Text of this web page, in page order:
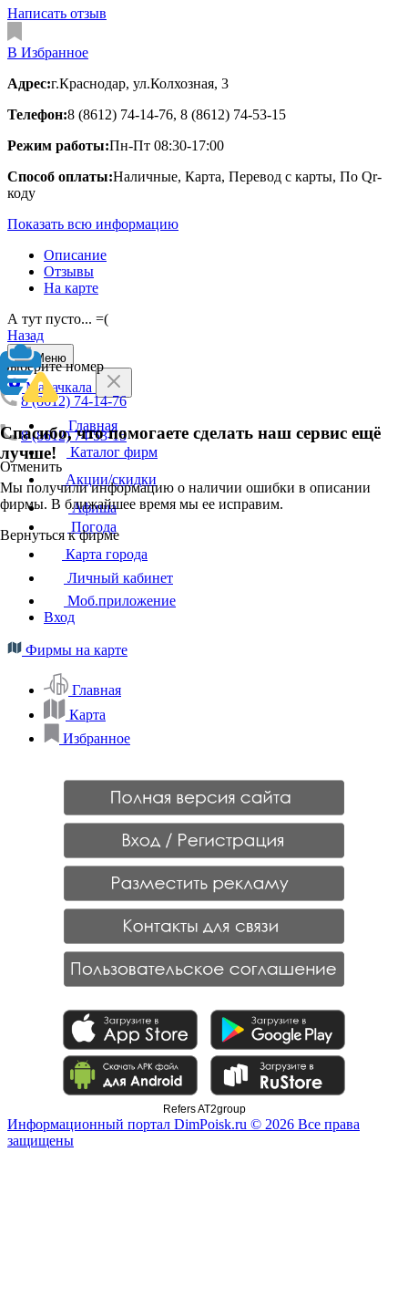
Написать отзыв
В Избранное
Адрес:г.Краснодар, ул.Колхозная, 3
Телефон:8 (8612) 74-14-76, 8 (8612) 74-53-15
Режим работы:Пн-Пт 08:30-17:00
Способ оплаты:Наличные, Карта, Перевод с карты, По Qr-
коду
Показать всю информацию
Описание
Отзывы
На карте
А тут пусто... =(
Назад
Выберите номер
8 (8612) 74-14-76
8 (8612) 74-53-15
Отменить
Спасибо, что помогаете сделать наш сервис ещё
лучше!
Мы получили информацию о наличии ошибки в описании
фирмы. В ближайшее время мы ее исправим.
Вернуться к фирме
Меню
Махачкала
Главная
Каталог фирм
Акции/скидки
Афиша
Погода
Карта города
Личный кабинет
Моб.приложение
Вход
Фирмы на карте
Главная
Карта
Избранное
Refers AT2group
Информационный портал DimPoisk.ru © 2026 Все права
защищены